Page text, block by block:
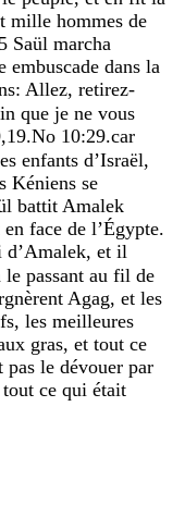
mille hommes de
5 Saül marcha
embuscade dans la
: Allez, retirez-
que je ne vous
,19.No 10:29.car
enfants d’Israël,
Kéniens se
battit Amalek
en face de l’Égypte.
d’Amalek, et il
le passant au fil de
Agag, et les
, les meilleures
gras, et tout ce
pas le dévouer par
tout ce qui était